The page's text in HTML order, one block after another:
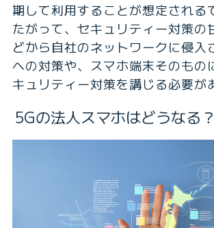
期して利用することが想定される
たがって、セキュリティー対策の
どから自社のネットワークに侵入
への対策や、スマホ端末そのもの
キュリティー対策を講じる必要が
5Gの法人スマホはどうなる